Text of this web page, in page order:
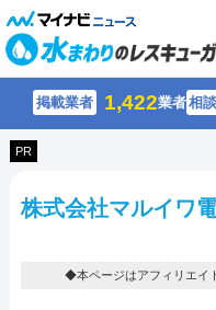
掲載業者 1,422業者相
PR
株式会社マルイワ
◆本ページはアフィリエイ